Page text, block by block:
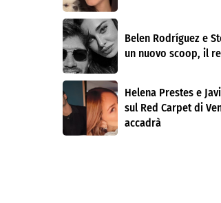
Belen Rodríguez e
un nuovo scoop, il
Helena Prestes e
sul Red Carpet di
accadrà